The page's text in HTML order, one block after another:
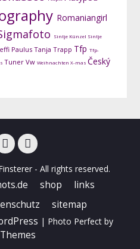
Romaniangirl
Sintje Künzel Sintje
Paulus Tanja Trapp Tfp Tfp-
Tuner Vw Weihnachten X-mas Český
- All rights reserved.
shop
links
sitemap
| Photo Perfect by